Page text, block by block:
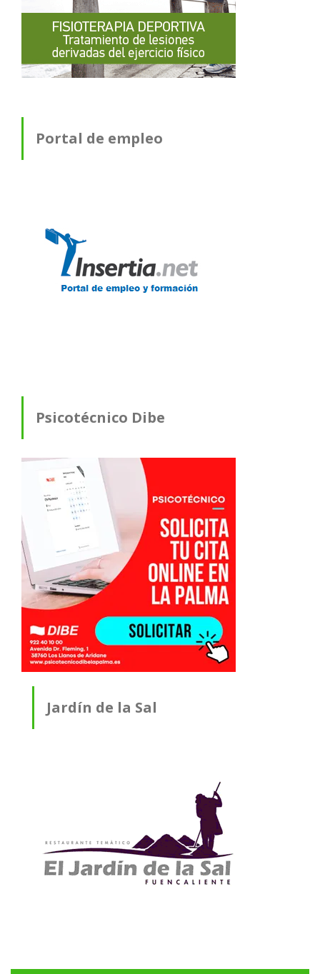
Portal de empleo
Psicotécnico Dibe
Jardín de la Sal